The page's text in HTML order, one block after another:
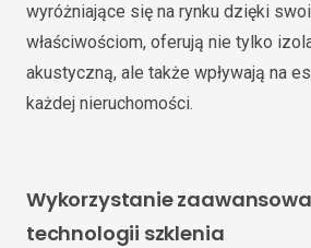
wyróżniające się na rynku dzięki
właściwościom, oferują nie tylko
akustyczną, ale także wpływają na
każdej nieruchomości.
Wykorzystanie
technologii szklenia